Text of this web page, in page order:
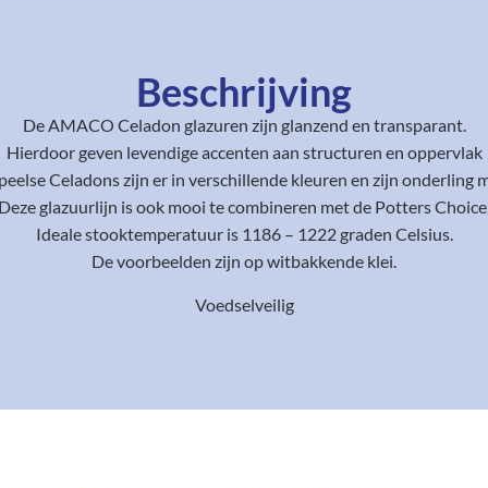
Beschrijving
De AMACO Celadon glazuren zijn glanzend en transparant.
Hierdoor geven levendige accenten aan structuren en oppervlak
Celadons zijn er in verschillende kleuren en zijn onderling
Deze glazuurlijn is ook mooi te combineren met de Potters
Ideale stooktemperatuur is 1186 – 1222 graden Celsius.
De voorbeelden zijn op witbakkende klei.
Voedselveilig